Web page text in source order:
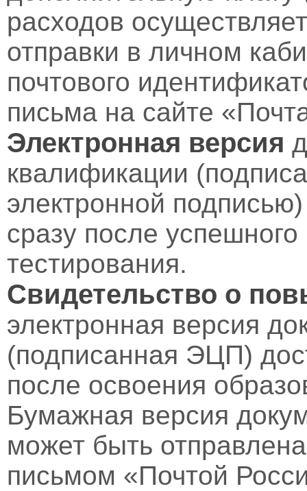
расходов
отправки в личном
почтового
письма на сайте
Электронная версия
квалификации
электронной
сразу после
тестирования.
Свидетельство о
электронная версия
(подписанная ЭЦП)
после освоения
Бумажная версия
может быть
письмом «Почтой